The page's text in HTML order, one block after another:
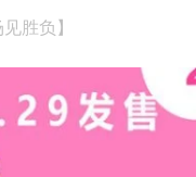
胜负】